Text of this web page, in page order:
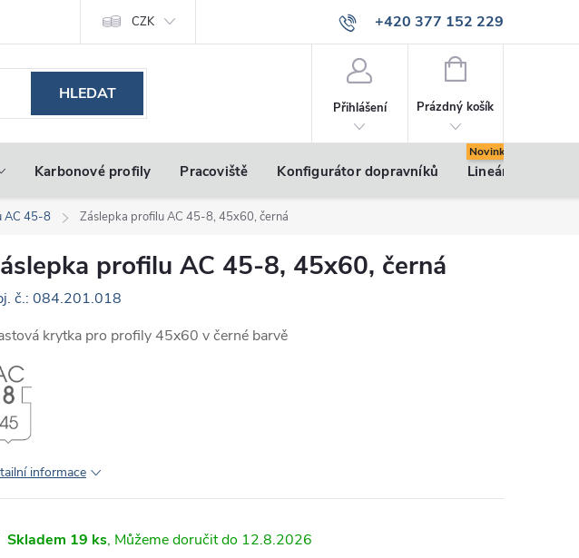
+420 377 152 229
info@vsk-profily.cz
CZK
HLEDAT
Přihlášení
NÁKUPNÍ
Prázdný košík
Karbonové profily Pracoviště Konfigurátor dopravníků Lineární pohony
AC 45-8 Záslepka profilu AC 45-8, 45x60, černá
profilu AC 45-8, 45x60, černá
č.: 084.201.018
krytka pro profily 45x60 v černé barvě
informace
Skladem 19 ks 12.8.2026